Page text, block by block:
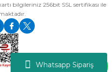
Whatsapp Sipariş
bilgileriniz 256bit SSL sertifikası ile